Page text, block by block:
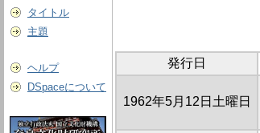
タイトル
主題
ヘルプ
DSpaceについて
発行日
1962年5月12日土曜日